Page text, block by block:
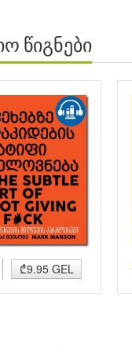
წიგნები
₾9.95 GEL
დამატება